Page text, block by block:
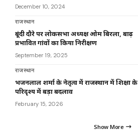
December 10, 2024
राजस्थान
बूंदी दौरे पर लोकसभा अध्यक्ष ओम बिरला, बाढ़
प्रभावित गांवों का किया निरीक्षण
September 19, 2025
राजस्थान
भजनलाल शर्मा के नेतृत्व में राजस्थान में शिक्षा के
परिदृश्य में बड़ा बदलाव
February 15, 2026
Show More